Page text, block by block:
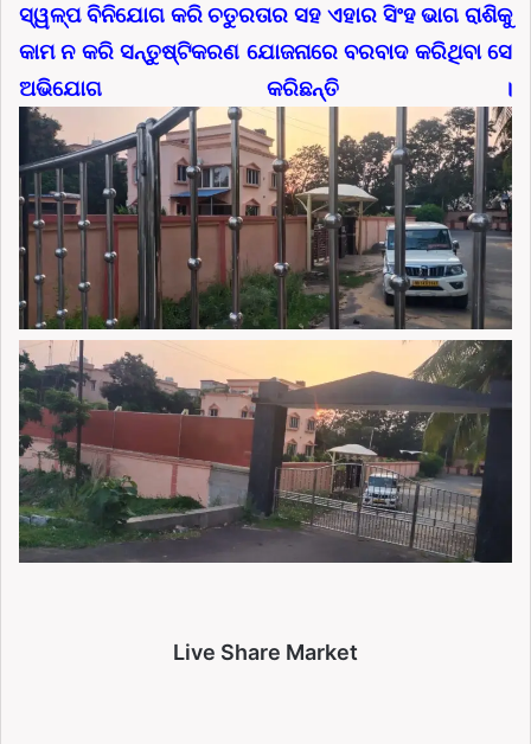
ସ୍ୱଳ୍ପ ବିନିଯୋଗ କରି ଚତୁରତାର ସହ ଏହାର ସିଂହ ଭାଗ ରାଶିକୁ
କାମ ନ କରି ସନ୍ତୁଷ୍ଟିକରଣ ଯୋଜନାରେ ବରବାଦ କରିଥିବା ସେ
ଅଭିଯୋଗ କରିଛନ୍ତି ।
Live Share Market